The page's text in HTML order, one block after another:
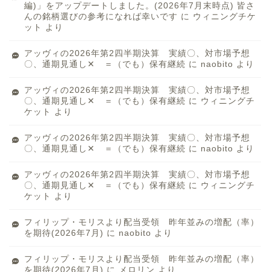
編)」をアップデートしました。(2026年7月末時点) 皆さ
んの銘柄選びの参考になれば幸いです に ウィニングチケ
ット
より
アッヴィの2026年第2四半期決算 実績〇、対市場予想
〇、通期見通し✕ ＝（でも）保有継続 に naobito より
アッヴィの2026年第2四半期決算 実績〇、対市場予想
〇、通期見通し✕ ＝（でも）保有継続 に ウィニングチ
ケット
より
アッヴィの2026年第2四半期決算 実績〇、対市場予想
〇、通期見通し✕ ＝（でも）保有継続 に naobito より
アッヴィの2026年第2四半期決算 実績〇、対市場予想
〇、通期見通し✕ ＝（でも）保有継続 に ウィニングチ
ケット
より
フィリップ・モリスより配当受領 昨年並みの増配（率）
を期待(2026年7月) に naobito より
フィリップ・モリスより配当受領 昨年並みの増配（率）
を期待(2026年7月) に メロリン より